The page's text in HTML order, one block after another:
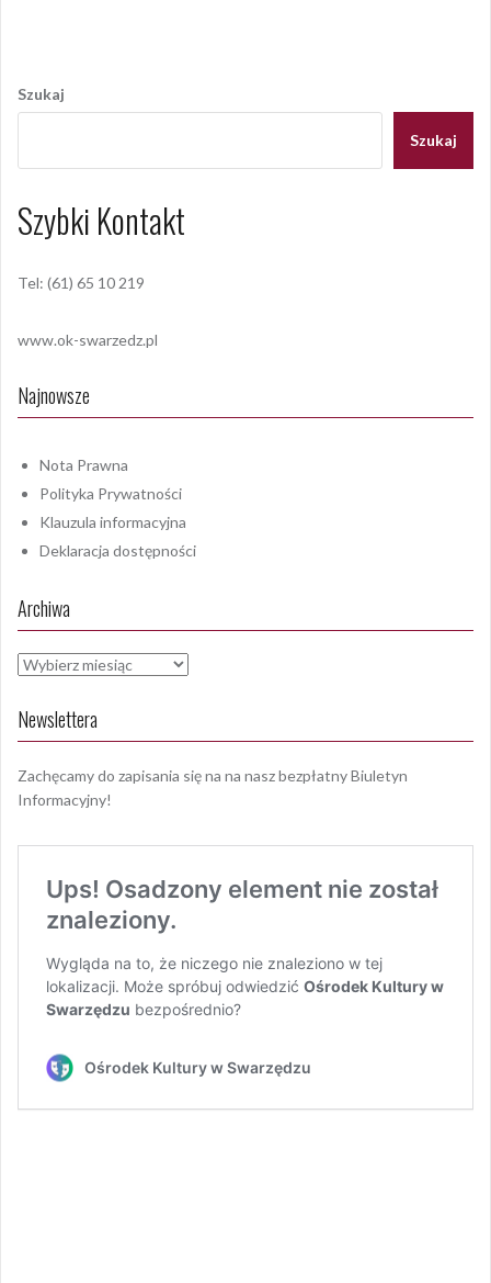
wpisu
Szukaj
Szukaj
Szybki Kontakt
Tel: (61) 65 10 219
www.ok-swarzedz.pl
Najnowsze
Nota Prawna
Polityka Prywatności
Klauzula informacyjna
Deklaracja dostępności
Archiwa
Archiwa
Newslettera
Zachęcamy do zapisania się na na nasz bezpłatny Biuletyn
Informacyjny!